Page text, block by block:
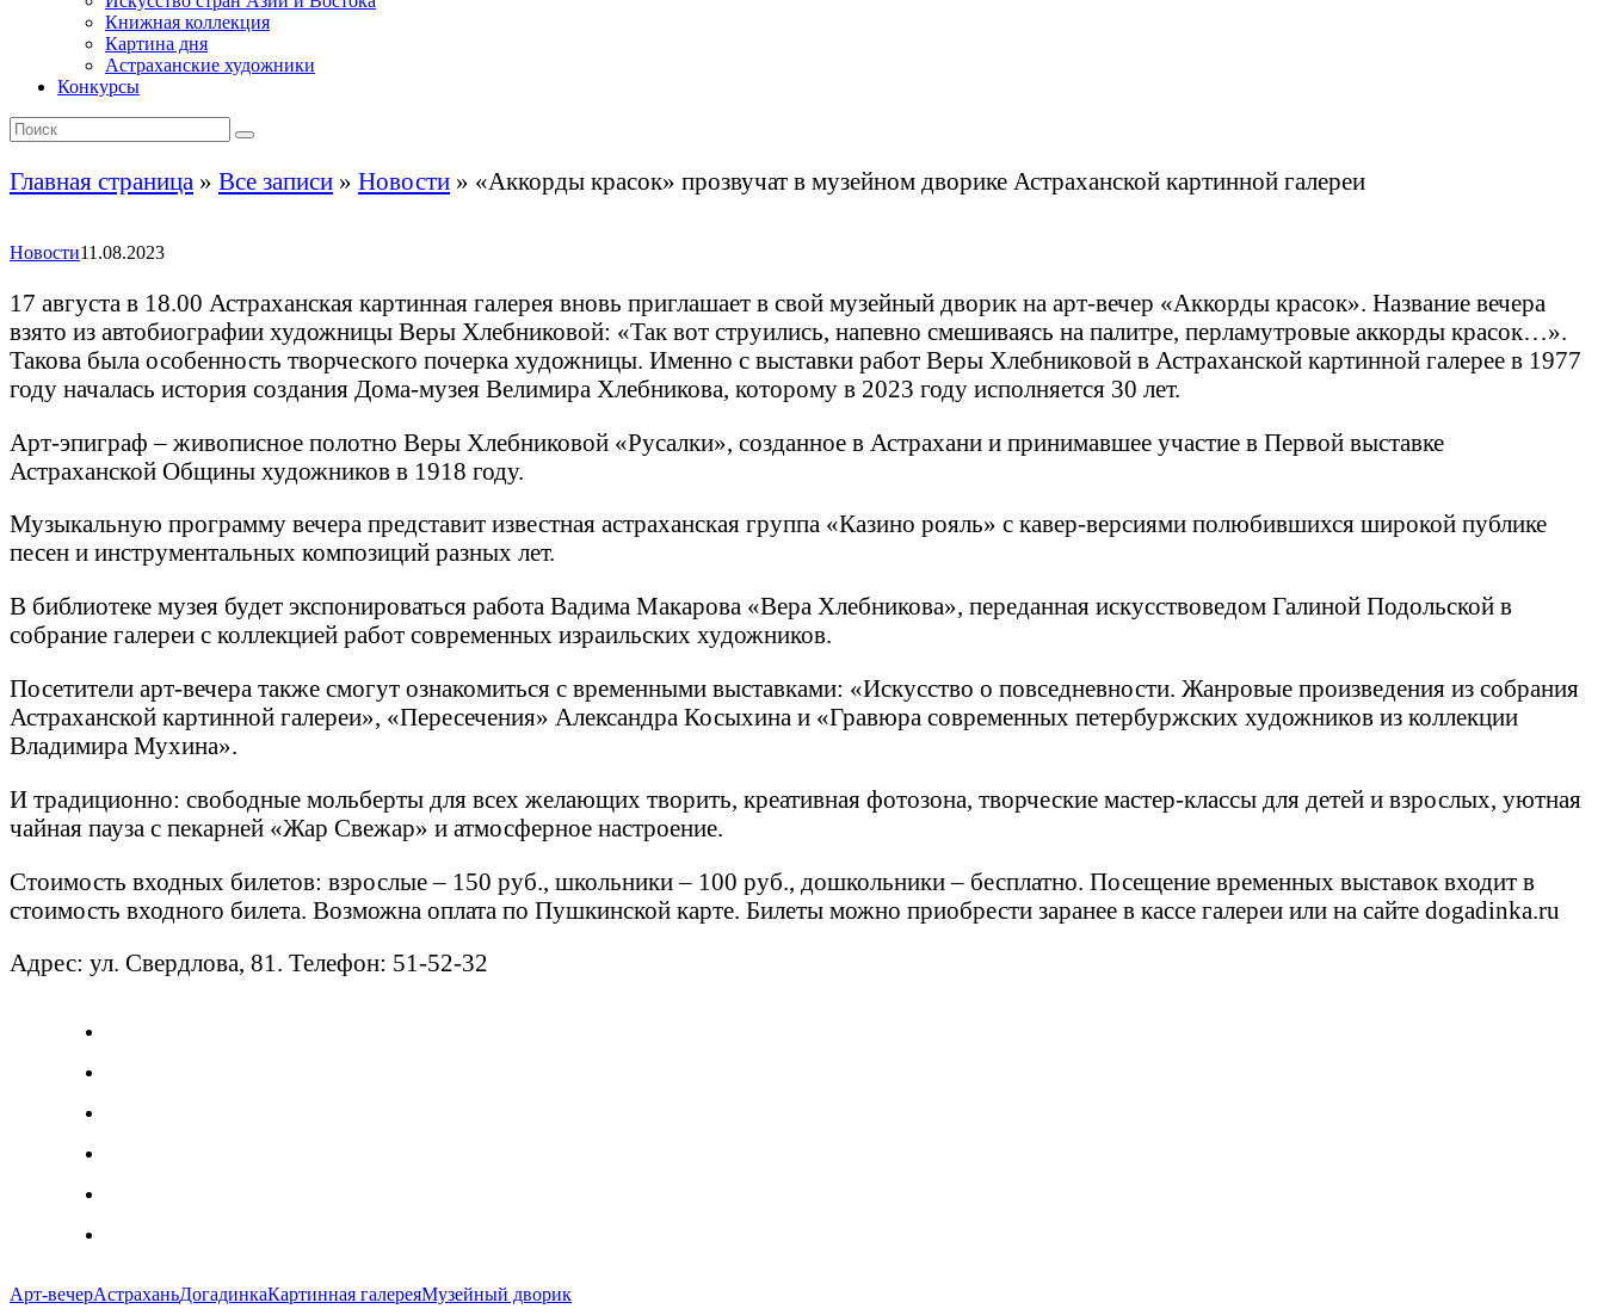
Книжная коллекция
Картина дня
Астраханские художники
Конкурсы
Главная страница » Все записи » Новости » «Аккорды красок» прозвучат в музейном дворике Астраханской картинной галереи
Новости11.08.2023
17 августа в 18.00 Астраханская картинная галерея вновь приглашает в свой музейный дворик на арт-вечер «Аккорды красок». Название вечера
взято из автобиографии художницы Веры Хлебниковой: «Так вот струились, напевно смешиваясь на палитре, перламутровые аккорды красок…».
Такова была особенность творческого почерка художницы. Именно с выставки работ Веры Хлебниковой в Астраханской картинной галерее в 1977
году началась история создания Дома-музея Велимира Хлебникова, которому в 2023 году исполняется 30 лет.
Арт-эпиграф – живописное полотно Веры Хлебниковой «Русалки», созданное в Астрахани и принимавшее участие в Первой выставке
Астраханской Общины художников в 1918 году.
Музыкальную программу вечера представит известная астраханская группа «Казино рояль» с кавер-версиями полюбившихся широкой публике
песен и инструментальных композиций разных лет.
В библиотеке музея будет экспонироваться работа Вадима Макарова «Вера Хлебникова», переданная искусствоведом Галиной Подольской в
собрание галереи с коллекцией работ современных израильских художников.
Посетители арт-вечера также смогут ознакомиться с временными выставками: «Искусство о повседневности. Жанровые произведения из собрания
Астраханской картинной галереи», «Пересечения» Александра Косыхина и «Гравюра современных петербуржских художников из коллекции
Владимира Мухина».
И традиционно: свободные мольберты для всех желающих творить, креативная фотозона, творческие мастер-классы для детей и взрослых, уютная
чайная пауза с пекарней «Жар Свежар» и атмосферное настроение.
Стоимость входных билетов: взрослые – 150 руб., школьники – 100 руб., дошкольники – бесплатно. Посещение временных выставок входит в
стоимость входного билета. Возможна оплата по Пушкинской карте. Билеты можно приобрести заранее в кассе галереи или на сайте dogadinka.ru
Адрес: ул. Свердлова, 81. Телефон: 51-52-32
Арт-вечерАстраханьДогадинкаКартинная галереяМузейный дворик